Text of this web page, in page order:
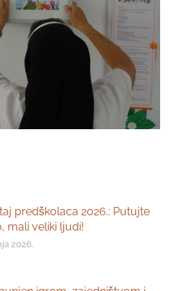
predškolaca 2026.: Putujte
mali veliki ljudi!
2026.